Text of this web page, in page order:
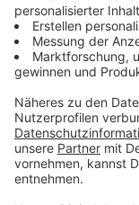
Anzeige
Weitere Infos
Anzeige